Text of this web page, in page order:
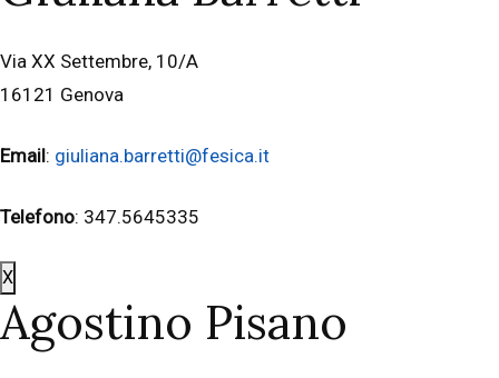
Via XX Settembre, 10/A
16121 Genova
Email: giuliana.barretti@fesica.it
Telefono: 347.5645335
X
Agostino Pisano